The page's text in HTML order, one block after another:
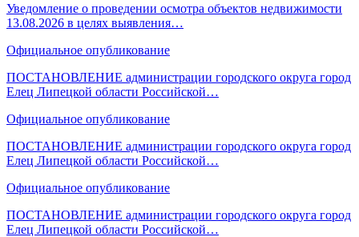
Уведомление о проведении осмотра объектов недвижимости
13.08.2026 в целях выявления…
Официальное опубликование
ПОСТАНОВЛЕНИЕ администрации городского округа город
Елец Липецкой области Российской…
Официальное опубликование
ПОСТАНОВЛЕНИЕ администрации городского округа город
Елец Липецкой области Российской…
Официальное опубликование
ПОСТАНОВЛЕНИЕ администрации городского округа город
Елец Липецкой области Российской…